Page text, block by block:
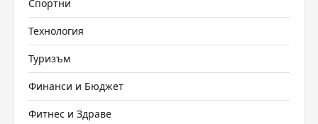
Спортни
Технология
Туризъм
Финанси и Бюджет
Фитнес и Здраве